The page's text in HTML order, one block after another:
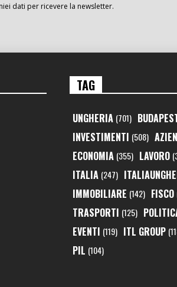
dati per ricevere la newsletter.
TAG
UNGHERIA (701)
INVESTIMENTI (508)
ECONOMIA (355) LAVORO
ITALIA (247)
IMMOBILIARE (142) FISCO
TRASPORTI (125)
EVENTI (119) ITL GROUP
PIL (104)